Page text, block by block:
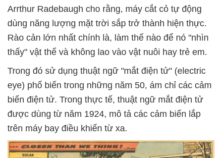
Arrthur Radebaugh cho rằng, máy cắt cỏ tự động
dùng năng lượng mặt trời sắp trở thành hiện thực.
Rào cản lớn nhất chính là, làm thế nào để nó "nhìn
thấy" vật thể và không lao vào vật nuôi hay trẻ em.
Trong đó sử dụng thuật ngữ "mắt điện tử" (electric
eye) phổ biến trong những năm 50, ám chỉ các cảm
biến điện tử. Trong thực tế, thuật ngữ mắt điện tử
được dùng từ năm 1924, mô tả các cảm biến lắp
trên máy bay điều khiển từ xa.